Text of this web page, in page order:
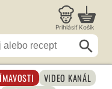
Prihlásiť Košík
VIDEO KANÁL